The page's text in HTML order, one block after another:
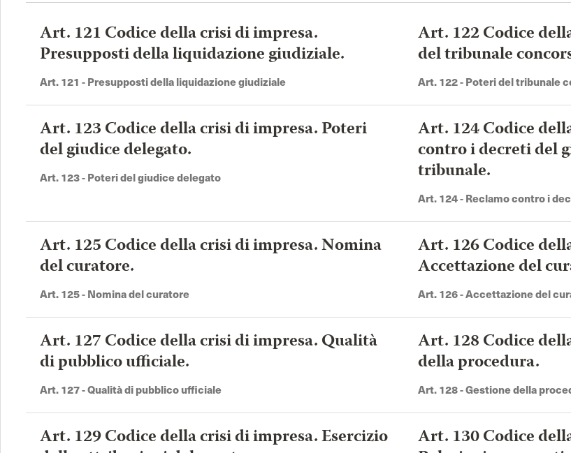
Convenzione Europea dei Diritti
dell'Uomo
Codice dei beni culturali e del
paesaggio
Codice di giustizia contabile Codice
Codice del processo tributario
Codice del terzo settore Codice del turismo Codice
Codice delle comunicazioni
elettroniche
Codice delle pari opportunità Codice di deontologia medica
Codice
private
Codice di giustizia sportiva
Codice della protezione civile Codice della nautica da diporto Codice
Art. 121 Codice della crisi di impresa.
Presupposti della liquidazione giudiziale.
Art. 121 - Presupposti della liquidazione giudiziale
Art. 122 Codice
del tribunale
Art. 122 - Poteri del tribunale
Art. 123 Codice della crisi di impresa. Poteri
del giudice delegato.
Art. 123 - Poteri del giudice delegato
Art. 124 Codice
contro i decreti del
tribunale.
Art. 124 - Reclamo contro i
Art. 125 Codice della crisi di impresa. Nomina
del curatore.
Art. 125 - Nomina del curatore
Art. 126 Codice
Accettazione del
Art. 126 - Accettazione del
Art. 127 Codice della crisi di impresa. Qualità
di pubblico ufficiale.
Art. 127 - Qualità di pubblico ufficiale
Art. 128 Codice
della procedura.
Art. 128 - Gestione della
Art. 129 Codice della crisi di impresa. Esercizio Art. 130 Codice